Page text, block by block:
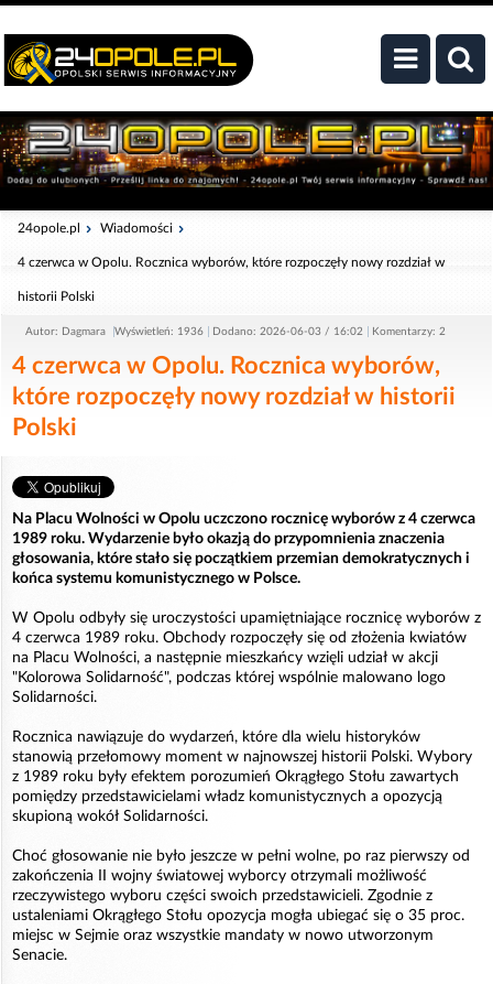
24opole.pl Wiadomości
4 czerwca w Opolu. Rocznica wyborów, które rozpoczęły nowy rozdział w
historii Polski
Autor: Dagmara Wyświetleń: 1936 Dodano: 2026-06-03 / 16:02 Komentarzy: 2
4 czerwca w Opolu. Rocznica wyborów,
które rozpoczęły nowy rozdział w historii
Polski
Na Placu Wolności w Opolu uczczono rocznicę wyborów z 4 czerwca
1989 roku. Wydarzenie było okazją do przypomnienia znaczenia
głosowania, które stało się początkiem przemian demokratycznych i
końca systemu komunistycznego w Polsce.
W Opolu odbyły się uroczystości upamiętniające rocznicę wyborów z
4 czerwca 1989 roku. Obchody rozpoczęły się od złożenia kwiatów
na Placu Wolności, a następnie mieszkańcy wzięli udział w akcji
"Kolorowa Solidarność", podczas której wspólnie malowano logo
Solidarności.
Rocznica nawiązuje do wydarzeń, które dla wielu historyków
stanowią przełomowy moment w najnowszej historii Polski. Wybory
z 1989 roku były efektem porozumień Okrągłego Stołu zawartych
pomiędzy przedstawicielami władz komunistycznych a opozycją
skupioną wokół Solidarności.
Choć głosowanie nie było jeszcze w pełni wolne, po raz pierwszy od
zakończenia II wojny światowej wyborcy otrzymali możliwość
rzeczywistego wyboru części swoich przedstawicieli. Zgodnie z
ustaleniami Okrągłego Stołu opozycja mogła ubiegać się o 35 proc.
miejsc w Sejmie oraz wszystkie mandaty w nowo utworzonym
Senacie.